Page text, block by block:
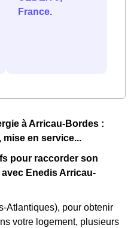
France.
à Arricau-Bordes :
en service...
pour raccorder son
Enedis Arricau-
Atlantiques), pour obtenir
votre logement, plusieurs